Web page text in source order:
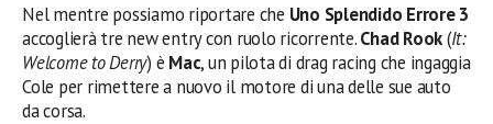
Nel mentre possiamo riportare che Uno Splendido Errore 3
accoglierà tre new entry con ruolo ricorrente.Chad Rook(It:
Welcome to Derry) è Mac, un pilota di drag racing che ingaggia
Cole per rimettere a nuovo il motore di una delle sue auto
da corsa.